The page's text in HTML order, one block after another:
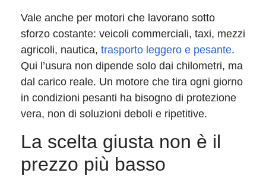
Vale anche per motori che lavorano sotto
sforzo costante: veicoli commerciali, taxi, mezzi
agricoli, nautica, trasporto leggero e pesante.
Qui l’usura non dipende solo dai chilometri, ma
dal carico reale. Un motore che tira ogni giorno
in condizioni pesanti ha bisogno di protezione
vera, non di soluzioni deboli e ripetitive.
La scelta giusta non è il
prezzo più basso